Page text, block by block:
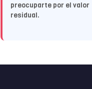
preocuparte por el valor
residual.